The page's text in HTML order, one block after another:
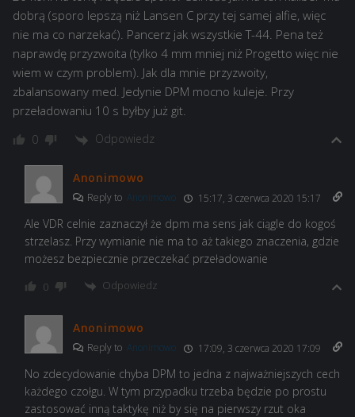
dobrą (sporo lepszą niż Lansen C przy tej samej alfie, więc
nie ma co narzekać). Pancerz jak wszystkie T-44. Pena też
naprawdę przyzwoita (tylko 4 mm mniej niż Progetto więc nie
wiem w czym problem). Jak dla mnie przyzwoity,
zbalansowany med. Jedynie DPM mocno kuleje. Przy
przeładowaniu 10 s byłby już git.
0 Odpowiedz
Anonimowo
Reply to Anonimowo 15:17, 3 czerwca 2020 15:17
Ale VDR celnie zaznaczył że dpm ma sens jak ciągle do kogoś
strzelasz. Przy wymianie nie ma to aż takiego znaczenia, gdzie
możesz bezpiecznie przeczekać przeładowanie
0 Odpowiedz
Anonimowo
Reply to Anonimowo 17:09, 3 czerwca 2020 17:09
No zdecydowanie chyba DPM to jedna z najważniejszych cech
każdego czołgu. W tym przypadku trzeba będzie po prostu
zastosować inną taktykę niż by się na pierwszy rzut oka